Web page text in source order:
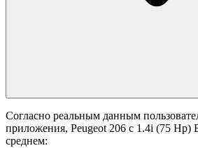
Согласно реальным данным
приложения, Peugeot 206 с 1.4i (75 Hp)
среднем: